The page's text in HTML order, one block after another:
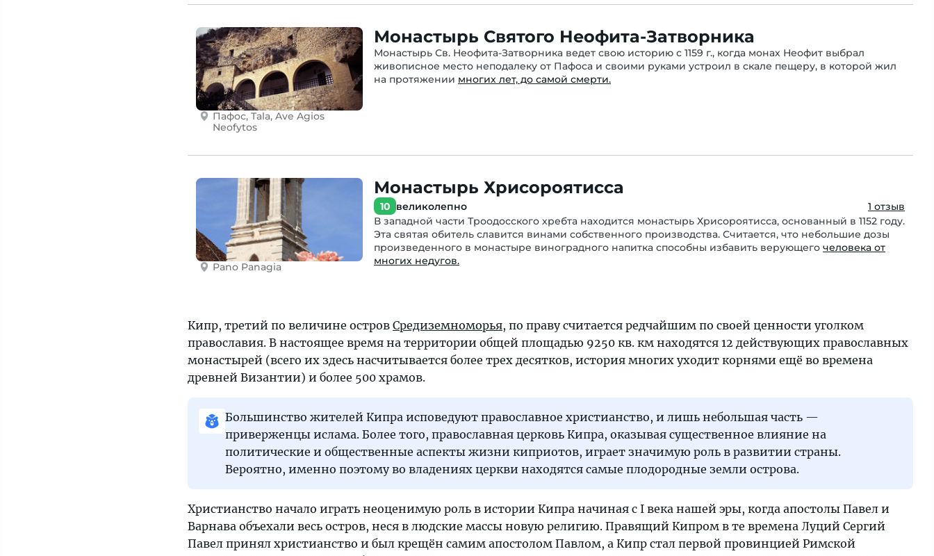
Пафос, Tala, Ave Agios
Neofytos
Монастырь Святого Неофита-Затворника
Монастырь Св. Неофита-Затворника ведет свою историю с 1159 г., когда монах Неофит выбрал
живописное место неподалеку от Пафоса и своими руками устроил в скале пещеру, в которой жил
на протяжении многих лет, до самой смерти.
Pano Panagia
Монастырь Хрисороятисса
10 великолепно
1 отзыв
В западной части Троодосского хребта находится монастырь Хрисороятисса, основанный в 1152 году.
Эта святая обитель славится винами собственного производства. Считается, что небольшие дозы
произведенного в монастыре виноградного напитка способны избавить верующего человека от
многих недугов.
Кипр, третий по величине остров Средиземноморья, по праву считается редчайшим по своей ценности уголком
православия. В настоящее время на территории общей площадью 9250 кв. км находятся 12 действующих православных
монастырей (всего их здесь насчитывается более трех десятков, история многих уходит корнями ещё во времена
древней Византии) и более 500 храмов.
Большинство жителей Кипра исповедуют православное христианство, и лишь небольшая часть —
приверженцы ислама. Более того, православная церковь Кипра, оказывая существенное влияние на
политические и общественные аспекты жизни киприотов, играет значимую роль в развитии страны.
Вероятно, именно поэтому во владениях церкви находятся самые плодородные земли острова.
Христианство начало играть неоценимую роль в истории Кипра начиная с I века нашей эры, когда апостолы Павел и
Варнава объехали весь остров, неся в людские массы новую религию. Правящий Кипром в те времена Луций Сергий
Павел принял христианство и был крещён самим апостолом Павлом, а Кипр стал первой провинцией Римской